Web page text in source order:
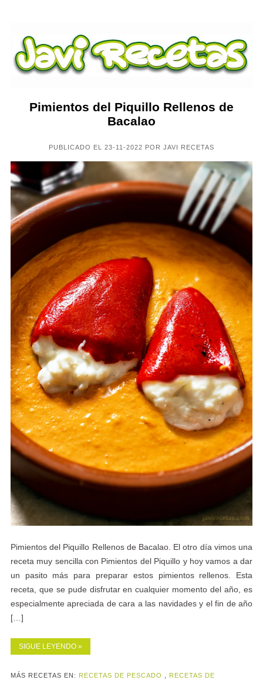
Pimientos del Piquillo Rellenos de
Bacalao
PUBLICADO EL 23-11-2022 POR JAVI RECETAS
Pimientos del Piquillo Rellenos de Bacalao. El otro día vimos una
receta muy sencilla con Pimientos del Piquillo y hoy vamos a dar
un pasito más para preparar estos pimientos rellenos. Esta
receta, que se pude disfrutar en cualquier momento del año, es
especialmente apreciada de cara a las navidades y el fin de año
[…]
SIGUE LEYENDO »
MÁS RECETAS EN: RECETAS DE PESCADO
RECETAS DE